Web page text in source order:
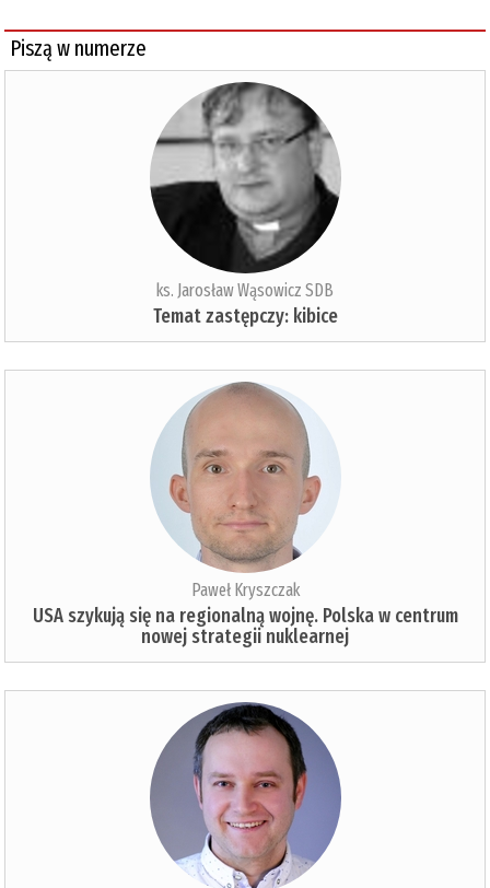
Piszą w numerze
ks. Jarosław Wąsowicz SDB
Temat zastępczy: kibice
Paweł Kryszczak
USA szykują się na regionalną wojnę. Polska w centrum
nowej strategii nuklearnej